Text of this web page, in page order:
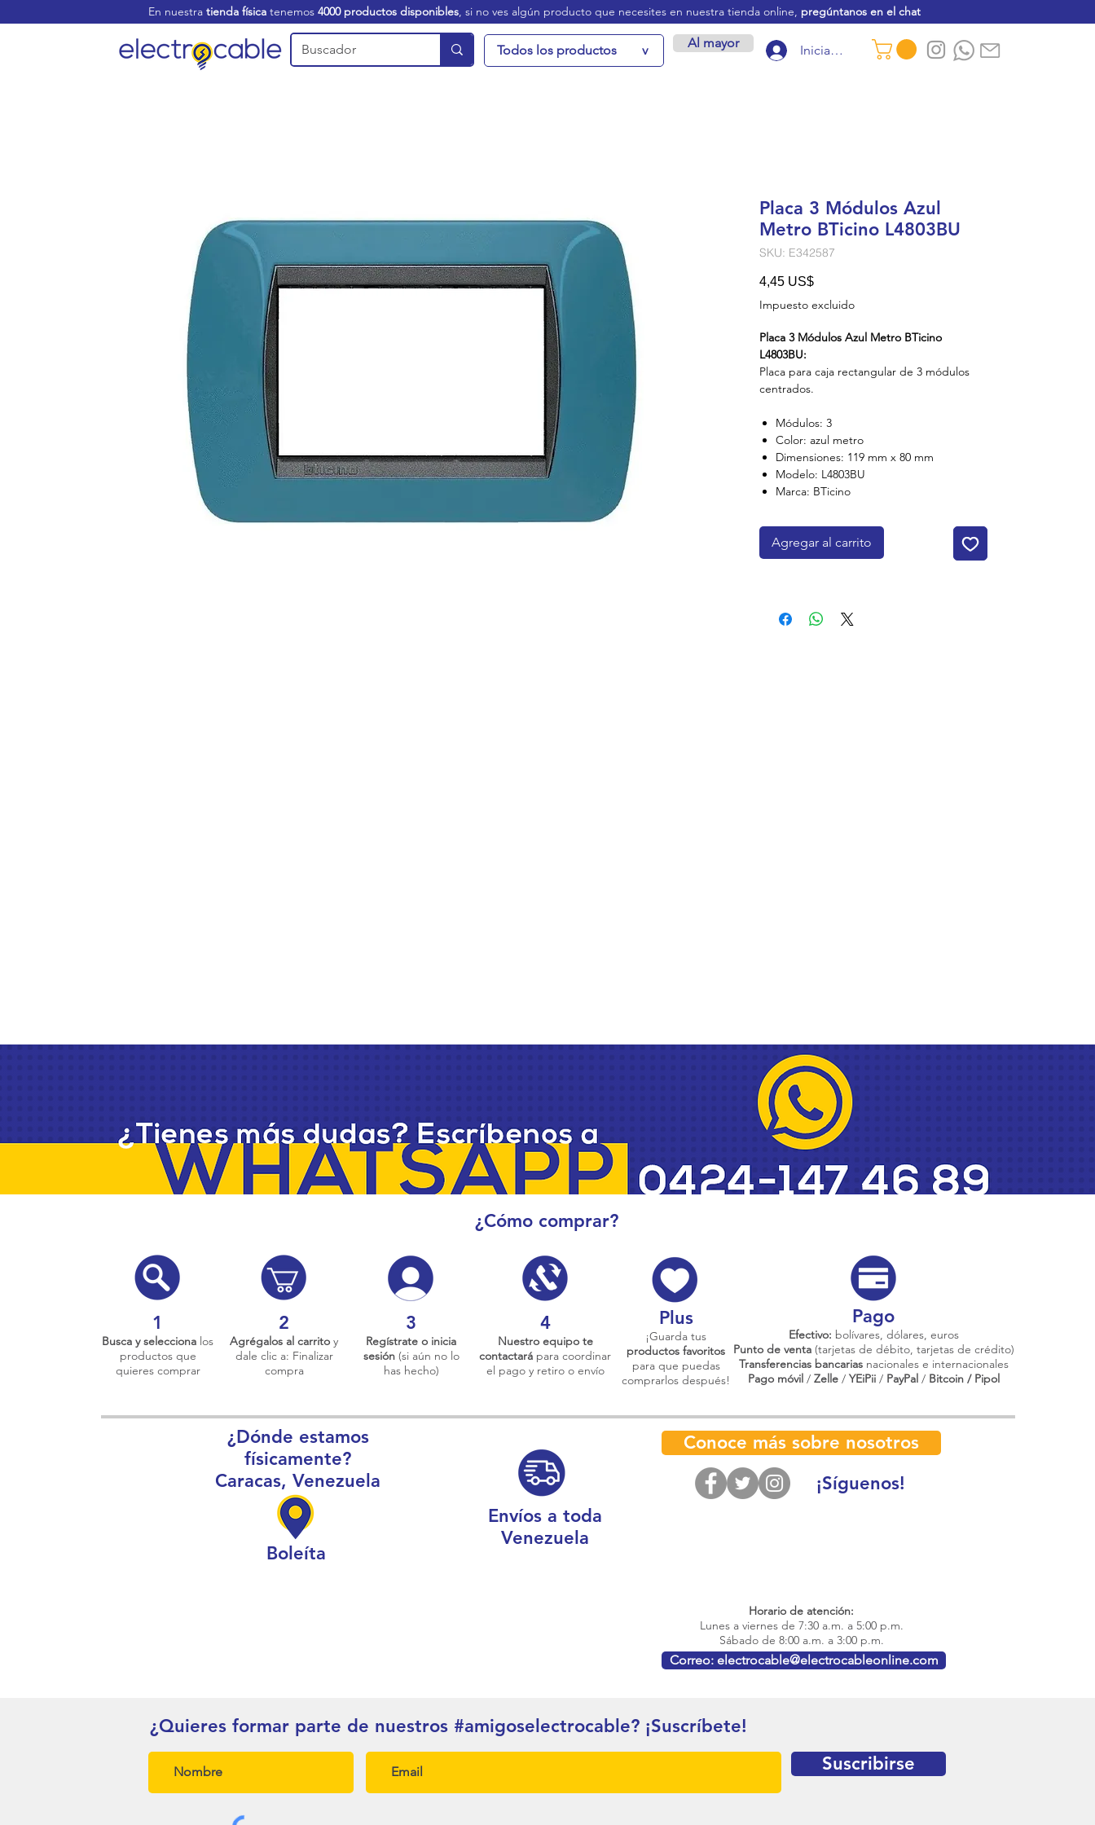
En nuestra tienda física tenemos 4000 productos disponibles, si no ves algún producto que necesites en nuestra tienda online, pregúntanos en el chat
Todos los productos v Al mayor Iniciar sesión
Placa 3 Módulos Azul
Metro BTicino L4803BU
SKU: E342587
4,45 US$Precio
Impuesto excluido
Placa 3 Módulos Azul Metro BTicino
L4803BU:
Placa para caja rectangular de 3 módulos
centrados.
Módulos: 3
Color: azul metro
Dimensiones: 119 mm x 80 mm
Modelo: L4803BU
Marca: BTicino
Agregar al carrito
¿Cómo comprar?
1
Busca y selecciona los
productos que
quieres comprar
2
Agrégalos al carrito y
dale clic a: Finalizar
compra
3
Regístrate o inicia
sesión(si aún no lo
has hecho)
4
Nuestro equipo te
contactará para coordinar
el pago y retiro o envío
Plus
¡Guarda tus
productos favoritos
para que puedas
comprarlos después!
Pago
Efectivo: bolívares, dólares, euros
Punto de venta (tarjetas de débito, tarjetas de crédito)
Transferencias bancariasnacionales e internacionales
Pago móvil/ Zelle/ YEiPii/ PayPal / Bitcoin / Pipol
¿Dónde estamos
físicamente?
Caracas, Venezuela
Boleíta
Envíos a toda
Venezuela
Conoce más sobre nosotros
¡Síguenos!
Horario de atención:
Lunes a viernes de 7:30 a.m. a 5:00 p.m.
Sábado de 8:00 a.m. a 3:00 p.m.
Correo: electrocable@electrocableonline.com
¿Quieres formar parte de nuestros #amigoselectrocable? ¡Suscríbete!
Suscribirse